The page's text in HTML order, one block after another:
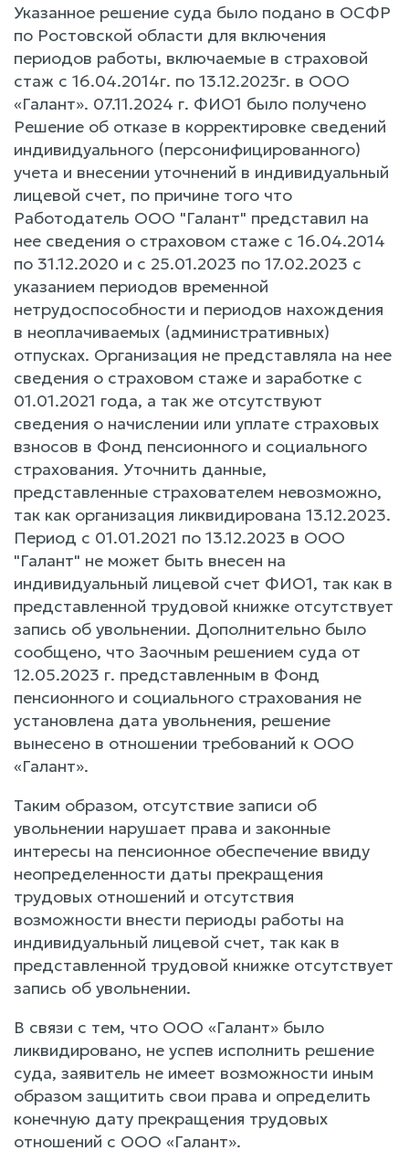
Указанное решение суда было подано в ОСФР
по Ростовской области для включения
периодов работы, включаемые в страховой
стаж с 16.04.2014г. по 13.12.2023г. в ООО
«Галант». 07.11.2024 г. ФИО1 было получено
Решение об отказе в корректировке сведений
индивидуального (персонифицированного)
учета и внесении уточнений в индивидуальный
лицевой счет, по причине того что
Работодатель ООО "Галант" представил на
нее сведения о страховом стаже с 16.04.2014
по 31.12.2020 и с 25.01.2023 по 17.02.2023 с
указанием периодов временной
нетрудоспособности и периодов нахождения
в неоплачиваемых (административных)
отпусках. Организация не представляла на нее
сведения о страховом стаже и заработке с
01.01.2021 года, а так же отсутствуют
сведения о начислении или уплате страховых
взносов в Фонд пенсионного и социального
страхования. Уточнить данные,
представленные страхователем невозможно,
так как организация ликвидирована 13.12.2023.
Период с 01.01.2021 по 13.12.2023 в ООО
"Галант" не может быть внесен на
индивидуальный лицевой счет ФИО1, так как в
представленной трудовой книжке отсутствует
запись об увольнении. Дополнительно было
сообщено, что Заочным решением суда от
12.05.2023 г. представленным в Фонд
пенсионного и социального страхования не
установлена дата увольнения, решение
вынесено в отношении требований к ООО
«Галант».
Таким образом, отсутствие записи об
увольнении нарушает права и законные
интересы на пенсионное обеспечение ввиду
неопределенности даты прекращения
трудовых отношений и отсутствия
возможности внести периоды работы на
индивидуальный лицевой счет, так как в
представленной трудовой книжке отсутствует
запись об увольнении.
В связи с тем, что ООО «Галант» было
ликвидировано, не успев исполнить решение
суда, заявитель не имеет возможности иным
образом защитить свои права и определить
конечную дату прекращения трудовых
отношений с ООО «Галант».